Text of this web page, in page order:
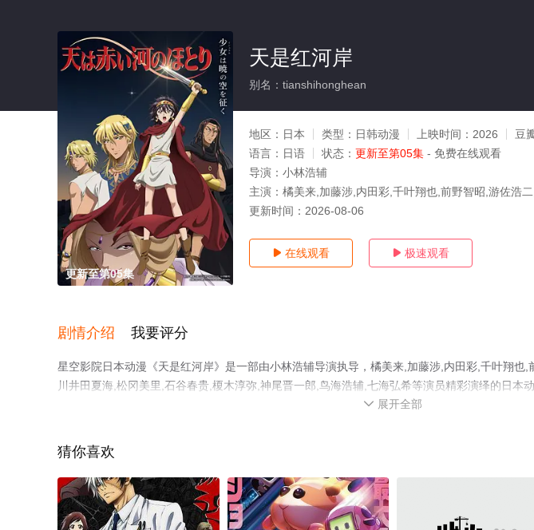
更新至第05集
天是红河岸
别名：tianshihonghean
地区： 日本 类型： 日韩动漫 上映时间： 2026 豆
语言： 日语 状态： 更新至第05集 - 免费在线观看
导演： 小林浩辅
主演： 橘美来,加藤涉,内田彩,千叶翔也,前野智昭,游佐浩
更新时间： 2026-08-06
 在线观看  极速观看
剧情介绍 我要评分
星空影院日本动漫《天是红河岸》是一部由小林浩辅导演执导，橘美来,加藤涉,内田彩,千叶翔也,
川井田夏海,松冈美里,石谷春贵,榎木淳弥,神尾晋一郎,鸟海浩辅,七海弘希等演员精彩演绎的日本
漫全集就上星空电影网，更多剧情信息可移步至豆瓣动漫、电视猫或剧情网等平台了解。
 展开全部
猜你喜欢